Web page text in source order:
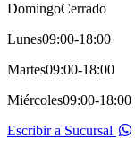
DomingoCerrado
Lunes09:00-18:00
Martes09:00-18:00
Miércoles09:00-18:00
Escribir a Sucursal